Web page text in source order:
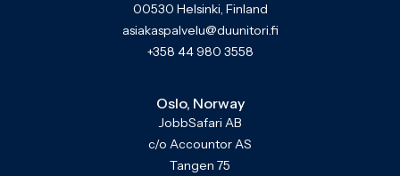
00530 Helsinki, Finland
asiakaspalvelu@duunitori.fi
+358 44 980 3558
Oslo, Norway
JobbSafari AB
c/o Accountor AS
Tangen 75